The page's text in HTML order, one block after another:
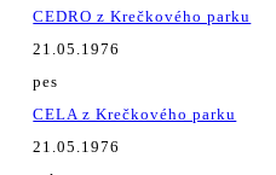
CEDRO z Krečkového parku
21.05.1976
pes
CELA z Krečkového parku
21.05.1976